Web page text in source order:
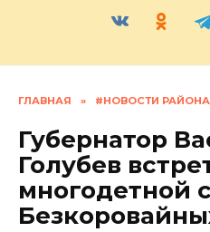
ГЛАВНАЯ » #НОВОСТИ РАЙОНА
Губернатор
Голубев
многодетной